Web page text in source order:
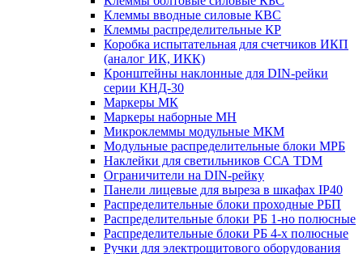
Клеммы вводные силовые КВС
Клеммы распределительные КР
Коробка испытательная для счетчиков ИКП
(аналог ИК, ИКК)
Кронштейны наклонные для DIN-рейки
серии КНД-30
Маркеры МК
Маркеры наборные МН
Микроклеммы модульные МКМ
Модульные распределительные блоки МРБ
Наклейки для светильников ССА TDM
Ограничители на DIN-рейку
Панели лицевые для выреза в шкафах IP40
Распределительные блоки проходные РБП
Распределительные блоки РБ 1-но полюсные
Распределительные блоки РБ 4-х полюсные
Ручки для электрощитового оборудования